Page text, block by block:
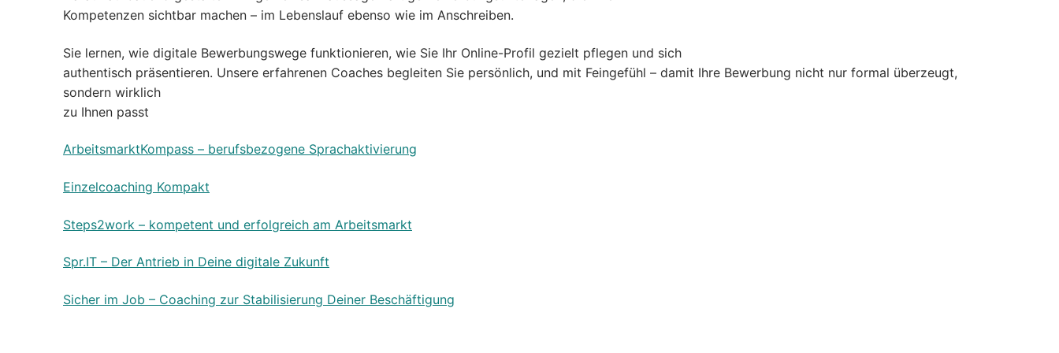
Kompetenzen sichtbar machen – im Lebenslauf ebenso wie im Anschreiben.
Sie lernen, wie digitale Bewerbungswege funktionieren, wie Sie Ihr Online-Profil gezielt pflegen und sich
authentisch präsentieren. Unsere erfahrenen Coaches begleiten Sie persönlich, und mit Feingefühl – damit Ihre Bewerbung nicht nur formal überzeugt,
sondern wirklich
zu Ihnen passt
ArbeitsmarktKompass – berufsbezogene Sprachaktivierung
Einzelcoaching Kompakt
Steps2work – kompetent und erfolgreich am Arbeitsmarkt
Spr.IT – Der Antrieb in Deine digitale Zukunft
Sicher im Job – Coaching zur Stabilisierung Deiner Beschäftigung